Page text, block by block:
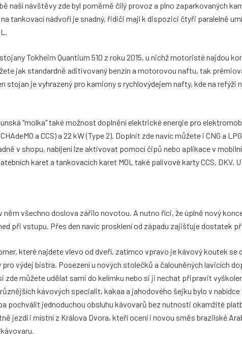
naší návštěvy zde byl poměrně čilý provoz a plno zaparkovaných
tankovací nádvoří je snadný, řidiči mají k dispozici čtyři paralelně
Tokheim Quantium 510 z roku 2015, u nichž motoristé najdou
jak standardně aditivovaný benzín a motorovou naftu, tak
stojan je vyhrazený pro kamiony s rychlovýdejem nafty, kde na refýži
"molka" také možnost doplnění elektrické energie pro
a CCS) a 22 kW (Type 2). Doplnit zde navíc můžete i CNG a
v shopu, nabíjení lze aktivovat pomocí čipů nebo aplikace v
karet a tankovacích karet MOL také palivové karty CCS, DKV,
všechno doslova zářilo novotou. A nutno říci, že úplně nový
při vstupu. Přes den navíc prosklení od západu zajišťuje dostatek
které najdete vlevo od dveří, zatímco vpravo je kávový koutek se
výdej bistra. Posezení u nových stolečků a čalouněných lavicích
zde můžete udělat sami do kelímku nebo si ji nechat připravit
kávových specialit, kakaa a jahodového šejku bylo v
pochválit jednoduchou obsluhu kávovarů bez nutnosti okamžité
jezdí i místní z Králova Dvora, kteří ocení i novou směs brazilské